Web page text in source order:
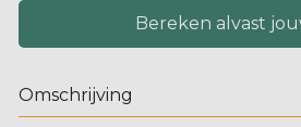
Bereken alvast
Omschrijving